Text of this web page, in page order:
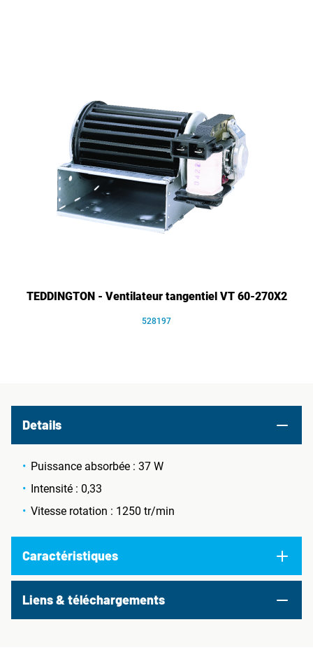
TEDDINGTON - Ventilateur tangentiel VT 60-270X2
528197
Details
Puissance absorbée : 37 W
Intensité : 0,33
Vitesse rotation : 1250 tr/min
Caractéristiques
Liens & téléchargements